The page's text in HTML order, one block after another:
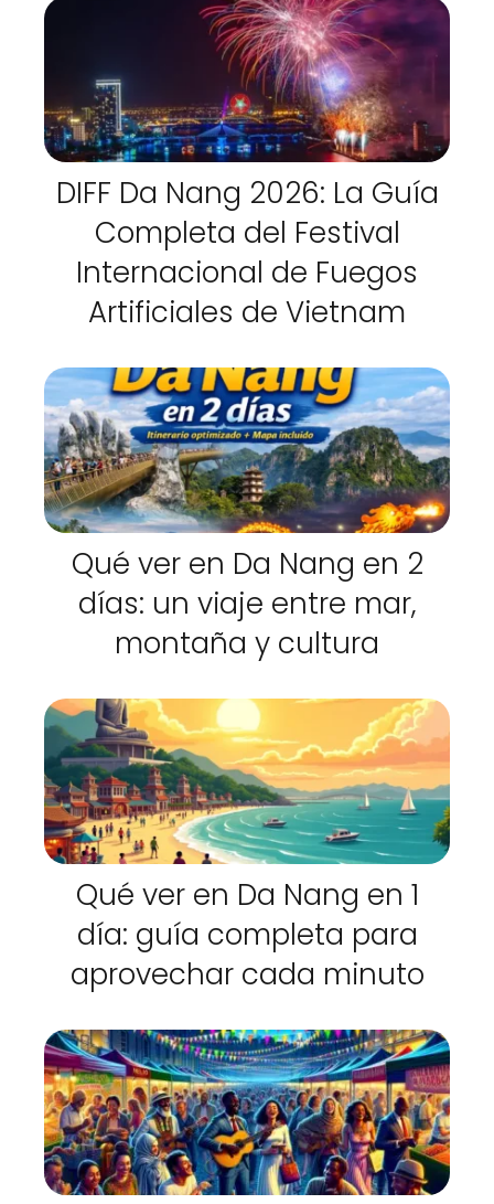
DIFF Da Nang 2026: La Guía
Completa del Festival
Internacional de Fuegos
Artificiales de Vietnam
Qué ver en Da Nang en 2
días: un viaje entre mar,
montaña y cultura
Qué ver en Da Nang en 1
día: guía completa para
aprovechar cada minuto